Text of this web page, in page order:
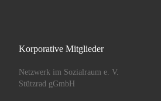
Korporative Mitglieder
Netzwerk im Sozialraum e. V.
Stützrad gGmbH